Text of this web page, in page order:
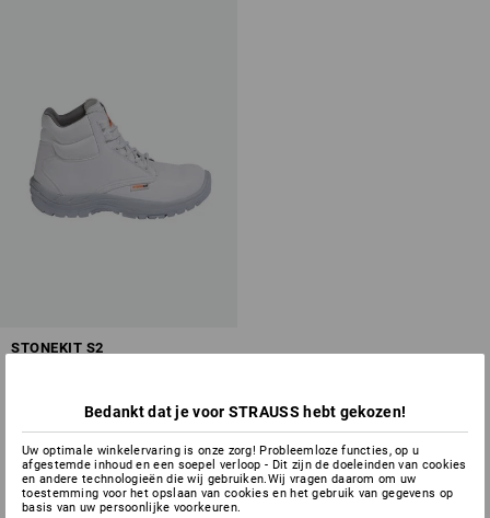
Overzicht van de beschermingklassen
STONEKIT S2
(incl. BTW) v.a. 50 paar
Bedankt dat je voor STRAUSS hebt gekozen!
Uw optimale winkelervaring is onze zorg! Probleemloze functies, op u
afgestemde inhoud en een soepel verloop - Dit zijn de doeleinden van cookies
en andere technologieën die wij gebruiken.Wij vragen daarom om uw
toestemming voor het opslaan van cookies en het gebruik van gegevens op
basis van uw persoonlijke voorkeuren.